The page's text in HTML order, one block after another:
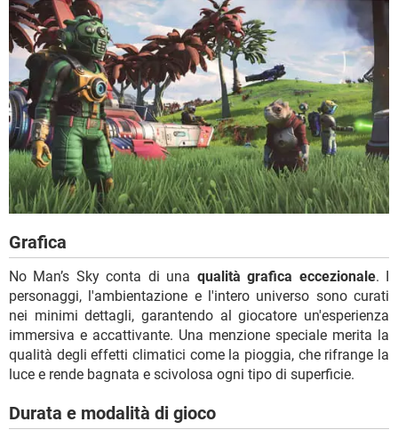
Grafica
No Man’s Sky conta di una qualità grafica eccezionale. I
personaggi, l'ambientazione e l'intero universo sono curati
nei minimi dettagli, garantendo al giocatore un'esperienza
immersiva e accattivante. Una menzione speciale merita la
qualità degli effetti climatici come la pioggia, che rifrange la
luce e rende bagnata e scivolosa ogni tipo di superficie.
Durata e modalità di gioco